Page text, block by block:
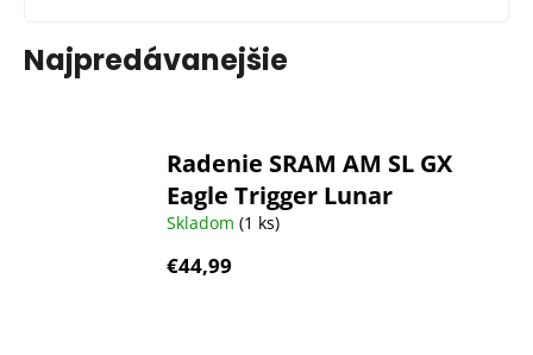
Najpredávanejšie
Radenie SRAM AM SL GX
Eagle Trigger Lunar
Skladom (1 ks)
€44,99